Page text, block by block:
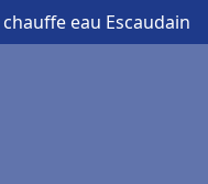
eau Escaudain